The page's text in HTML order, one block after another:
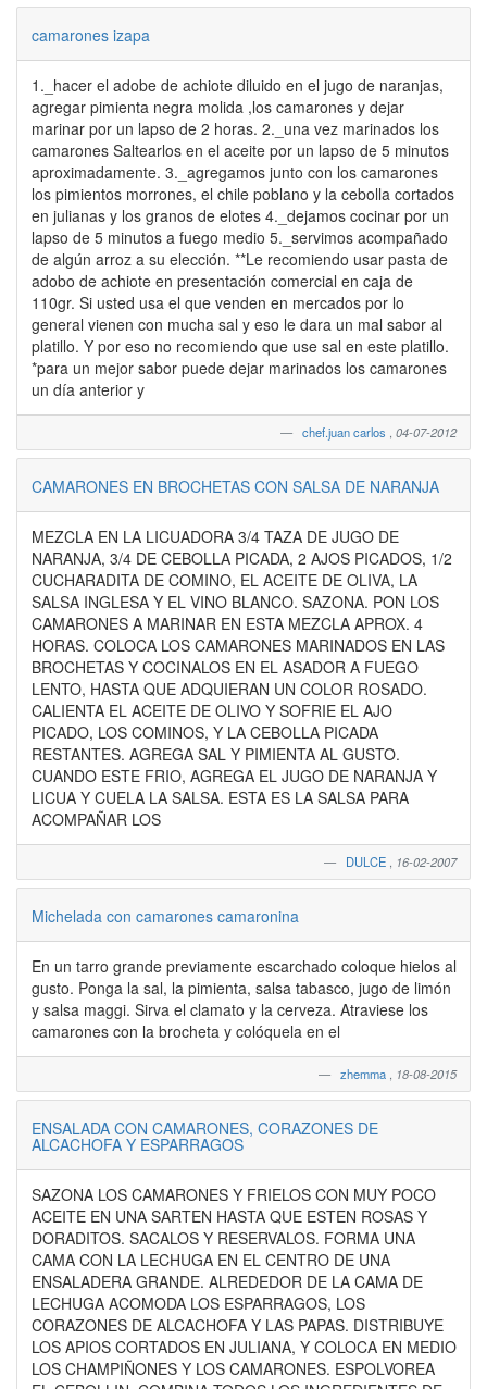
camarones izapa
1._hacer el adobe de achiote diluido en el jugo de naranjas,
agregar pimienta negra molida ,los camarones y dejar
marinar por un lapso de 2 horas. 2._una vez marinados los
camarones Saltearlos en el aceite por un lapso de 5 minutos
aproximadamente. 3._agregamos junto con los camarones
los pimientos morrones, el chile poblano y la cebolla cortados
en julianas y los granos de elotes 4._dejamos cocinar por un
lapso de 5 minutos a fuego medio 5._servimos acompañado
de algún arroz a su elección. **Le recomiendo usar pasta de
adobo de achiote en presentación comercial en caja de
110gr. Si usted usa el que venden en mercados por lo
general vienen con mucha sal y eso le dara un mal sabor al
platillo. Y por eso no recomiendo que use sal en este platillo.
*para un mejor sabor puede dejar marinados los camarones
un día anterior y
chef.juan carlos 04-07-2012
CAMARONES EN BROCHETAS CON SALSA DE NARANJA
MEZCLA EN LA LICUADORA 3/4 TAZA DE JUGO DE
NARANJA, 3/4 DE CEBOLLA PICADA, 2 AJOS PICADOS, 1/2
CUCHARADITA DE COMINO, EL ACEITE DE OLIVA, LA
SALSA INGLESA Y EL VINO BLANCO. SAZONA. PON LOS
CAMARONES A MARINAR EN ESTA MEZCLA APROX. 4
HORAS. COLOCA LOS CAMARONES MARINADOS EN LAS
BROCHETAS Y COCINALOS EN EL ASADOR A FUEGO
LENTO, HASTA QUE ADQUIERAN UN COLOR ROSADO.
CALIENTA EL ACEITE DE OLIVO Y SOFRIE EL AJO
PICADO, LOS COMINOS, Y LA CEBOLLA PICADA
RESTANTES. AGREGA SAL Y PIMIENTA AL GUSTO.
CUANDO ESTE FRIO, AGREGA EL JUGO DE NARANJA Y
LICUA Y CUELA LA SALSA. ESTA ES LA SALSA PARA
ACOMPAÑAR LOS
DULCE 16-02-2007
Michelada con camarones camaronina
En un tarro grande previamente escarchado coloque hielos al
gusto. Ponga la sal, la pimienta, salsa tabasco, jugo de limón
y salsa maggi. Sirva el clamato y la cerveza. Atraviese los
camarones con la brocheta y colóquela en el
zhemma 18-08-2015
ENSALADA CON CAMARONES, CORAZONES DE
ALCACHOFA Y ESPARRAGOS
SAZONA LOS CAMARONES Y FRIELOS CON MUY POCO
ACEITE EN UNA SARTEN HASTA QUE ESTEN ROSAS Y
DORADITOS. SACALOS Y RESERVALOS. FORMA UNA
CAMA CON LA LECHUGA EN EL CENTRO DE UNA
ENSALADERA GRANDE. ALREDEDOR DE LA CAMA DE
LECHUGA ACOMODA LOS ESPARRAGOS, LOS
CORAZONES DE ALCACHOFA Y LAS PAPAS. DISTRIBUYE
LOS APIOS CORTADOS EN JULIANA, Y COLOCA EN MEDIO
LOS CHAMPIÑONES Y LOS CAMARONES. ESPOLVOREA